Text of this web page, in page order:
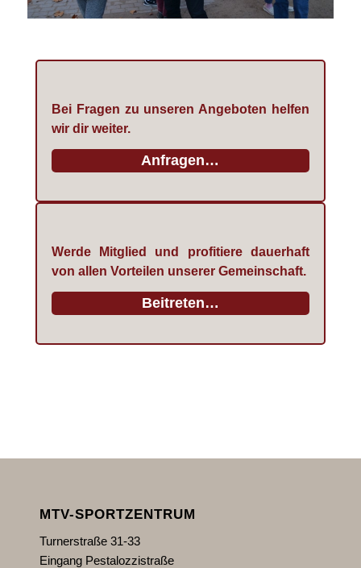
Bei Fragen zu unseren Angeboten helfen
wir dir weiter.
Anfragen…
Werde Mitglied und profitiere dauerhaft
von allen Vorteilen unserer Gemeinschaft.
Beitreten…
MTV-SPORTZENTRUM
Turnerstraße 31-33
Eingang Pestalozzistraße